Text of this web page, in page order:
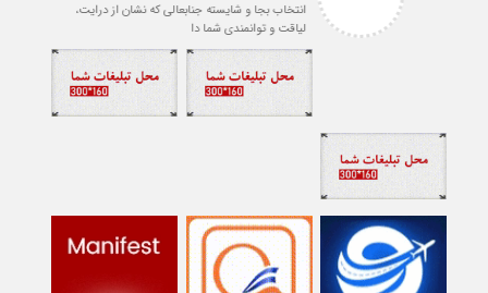
موفقیت و سلامتی برای شما دارم ارادتمند شما
پیام غلامزاده از دانشجویان